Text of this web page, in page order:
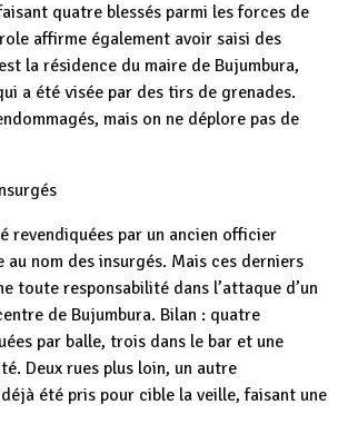
quatre blessés parmi les forces de
affirme également avoir saisi des
la résidence du maire de Bujumbura,
a été visée par des tirs de grenades.
mais on ne déplore pas de
revendiquées par un ancien officier
au nom des insurgés. Mais ces derniers
toute responsabilité dans l’attaque d’un
de Bujumbura. Bilan : quatre
par balle, trois dans le bar et une
Deux rues plus loin, un autre
été pris pour cible la veille, faisant une